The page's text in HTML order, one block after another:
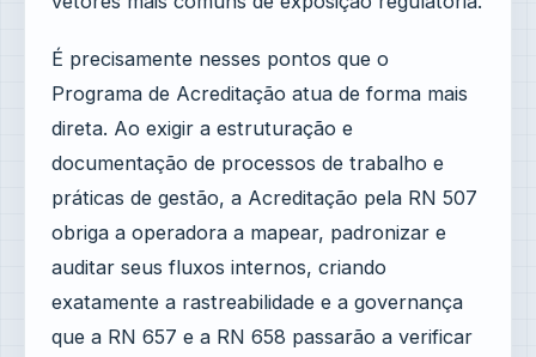
É precisamente nesses pontos que o
Programa de Acreditação atua de forma mais
direta. Ao exigir a estruturação e
documentação de processos de trabalho e
práticas de gestão, a Acreditação pela RN 507
obriga a operadora a mapear, padronizar e
auditar seus fluxos internos, criando
exatamente a rastreabilidade e a governança
que a RN 657 e a RN 658 passarão a verificar